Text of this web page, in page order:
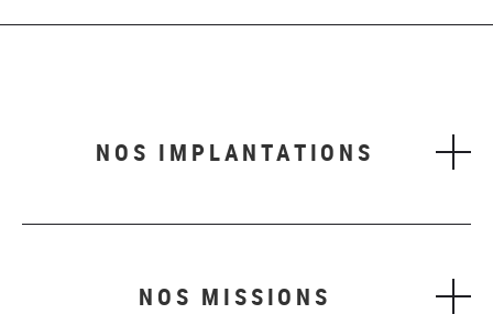
NOS IMPLANTATIONS
NOS MISSIONS